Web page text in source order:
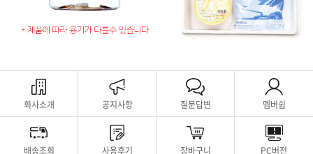
회사소개 공지사항 질문답변 멤버쉽
배송조회 사용후기 장바구니 PC버전